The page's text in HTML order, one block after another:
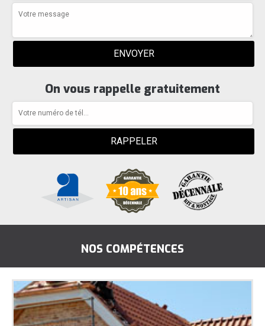
On vous rappelle gratuitement
NOS COMPÉTENCES